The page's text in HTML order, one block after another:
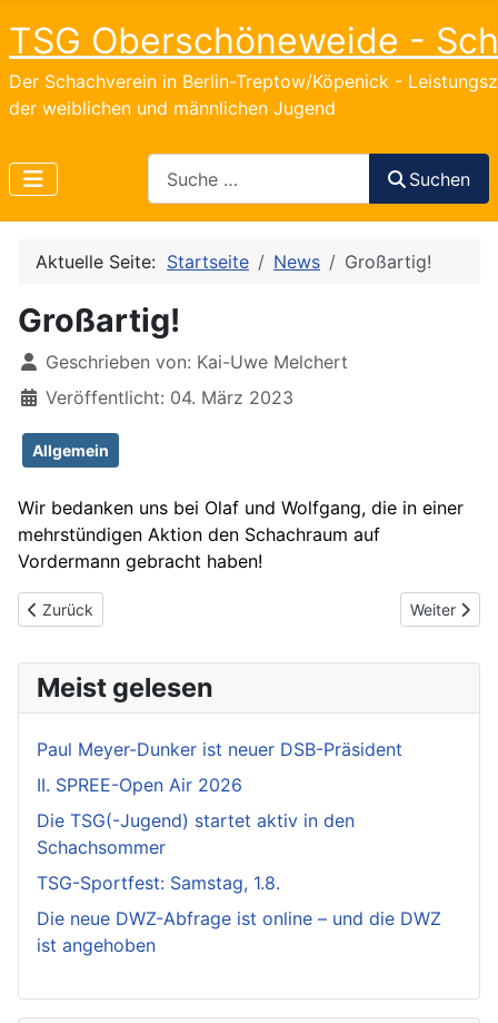
TSG Oberschöneweide -
Der Schachverein in Berlin-Treptow/Köpenick -
der weiblichen und männlichen Jugend
Suchen
Aktuelle Seite: Startseite News Großartig!
Großartig!
DetailsGeschrieben von: Kai-Uwe Melchert
Veröffentlicht: 04. März 2023
Allgemein
Wir bedanken uns bei Olaf und Wolfgang, die in einer
mehrstündigen Aktion den Schachraum auf
Vordermann gebracht haben!
Vorheriger Beitrag: Mitgliederstand
Zurück Nächster
Weiter
Meist gelesen
Paul Meyer-Dunker ist neuer DSB-Präsident
II. SPREE-Open Air 2026
Die TSG(-Jugend) startet aktiv in den
Schachsommer
TSG-Sportfest: Samstag, 1.8.
Die neue DWZ-Abfrage ist online – und die DWZ
ist angehoben